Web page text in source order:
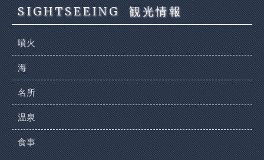
SIGHTSEEING 観光情報
噴火
海
名所
温泉
食事